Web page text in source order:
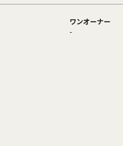
ワンオーナー
-